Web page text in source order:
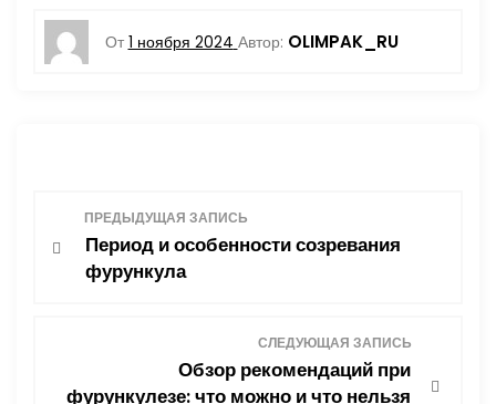
От 1 ноября 2024 Автор: OLIMPAK_RU
ПРЕДЫДУЩАЯ ЗАПИСЬ
Период и особенности созревания
фурункула
СЛЕДУЮЩАЯ ЗАПИСЬ
Обзор рекомендаций при
фурункулезе: что можно и что нельзя